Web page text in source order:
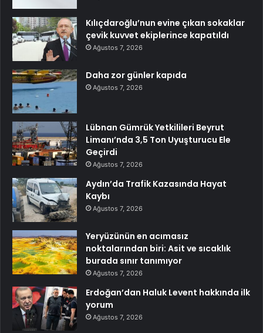
Kılıçdaroğlu’nun evine çıkan sokaklar
çevik kuvvet ekiplerince kapatıldı
Ağustos 7, 2026
Daha zor günler kapıda
Ağustos 7, 2026
Lübnan Gümrük Yetkilileri Beyrut
Limanı’nda 3,5 Ton Uyuşturucu Ele
Geçirdi
Ağustos 7, 2026
Aydın’da Trafik Kazasında Hayat
Kaybı
Ağustos 7, 2026
Yeryüzünün en acımasız
noktalarından biri: Asit ve sıcaklık
burada sınır tanımıyor
Ağustos 7, 2026
Erdoğan’dan Haluk Levent hakkında ilk
yorum
Ağustos 7, 2026